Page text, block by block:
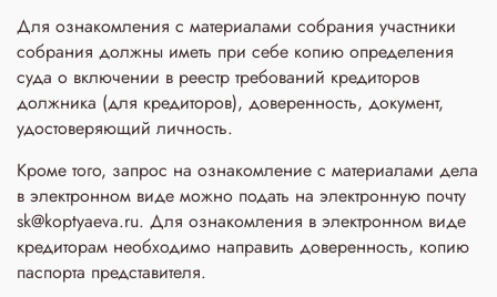
Для ознакомления с материалами собрания участники
собрания должны иметь при себе копию определения
суда о включении в реестр требований кредиторов
должника (для кредиторов), доверенность, документ,
удостоверяющий личность.
Кроме того, запрос на ознакомление с материалами дела
в электронном виде можно подать на электронную почту
sk@koptyaeva.ru. Для ознакомления в электронном виде
кредиторам необходимо направить доверенность, копию
паспорта представителя.